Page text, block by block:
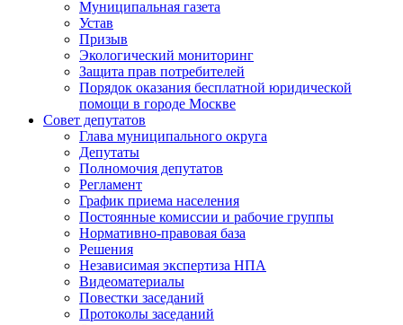
Муниципальная газета
Устав
Призыв
Экологический мониторинг
Защита прав потребителей
Порядок оказания бесплатной юридической
помощи в городе Москве
Совет депутатов
Глава муниципального округа
Депутаты
Полномочия депутатов
Регламент
График приема населения
Постоянные комиссии и рабочие группы
Нормативно-правовая база
Решения
Независимая экспертиза НПА
Видеоматериалы
Повестки заседаний
Протоколы заседаний